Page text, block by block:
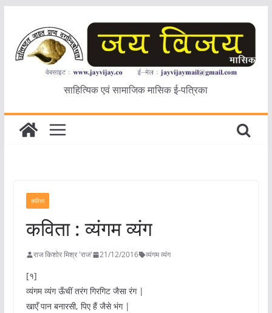
content
साहित्यिक एवं सामाजिक मासिक ई-पत्रिका
कविता
कविता : व्यंगम व्यंग
राज किशोर मिश्र 'राज' 21/12/2016 व्यंगम व्यंग
[१]
व्यंगम व्यंग ऊँचीं तरंग गिरगिट जैसा रंग |
खाएँ पान बनारसी, पिए हैं जैसे भंग |